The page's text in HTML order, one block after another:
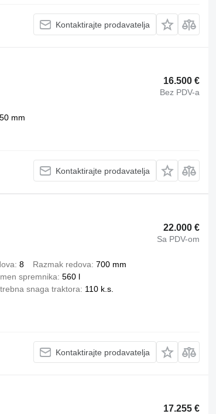
Kontaktirajte prodavatelja
16.500 €
Bez PDV-a
mm
Kontaktirajte prodavatelja
22.000 €
Sa PDV-om
8 Razmak redova 700 mm
spremnika 560 l
snaga traktora
110 k.s.
Kontaktirajte prodavatelja
17.255 €